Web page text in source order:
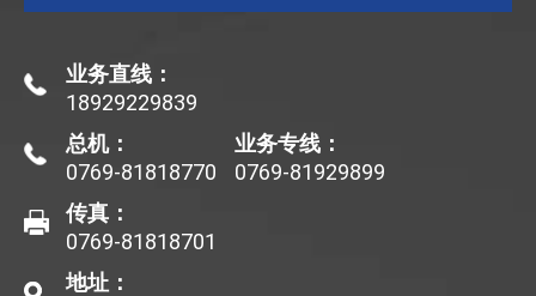
业务直线：
18929229839
总机：
0769-81818770
业务专线：
0769-81929899
传真：
0769-81818701
地址：